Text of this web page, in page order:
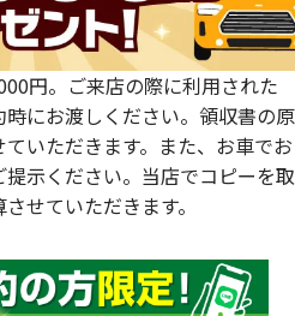
円。ご来店の際に利用された
にお渡しください。領収書の原
いただきます。また、お車でお
示ください。当店でコピーを取
せていただきます。